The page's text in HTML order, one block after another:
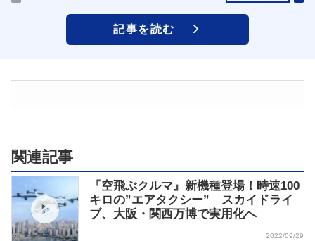
記事を読む
関連記事
『空飛ぶクルマ』新機種登場！時速100
キロの”エアタクシー” スカイドライ
ブ、大阪・関西万博で実用化へ
2022/09/29